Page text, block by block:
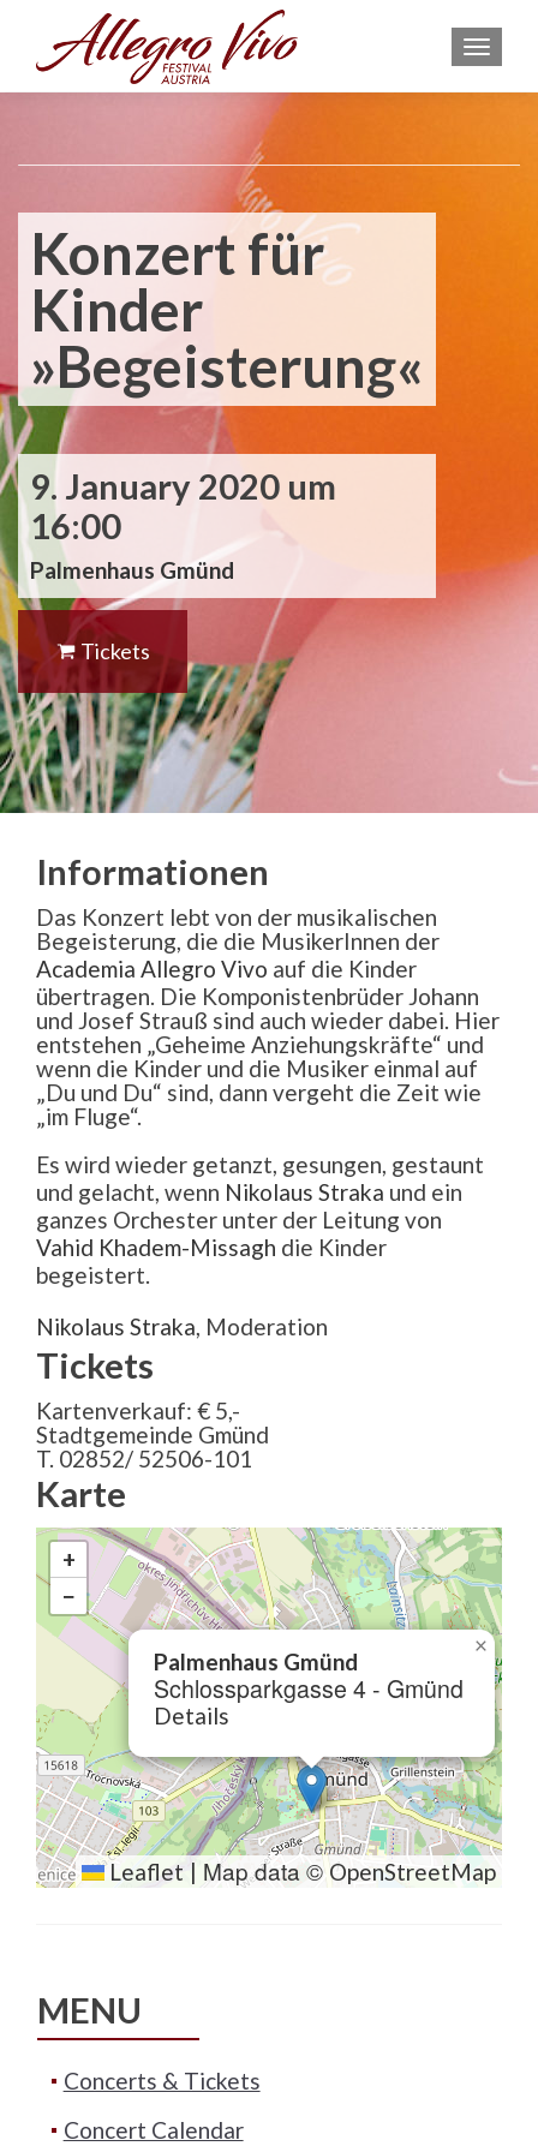
Konzert für
Kinder
»Begeisterung«
9. January 2020 um
16:00
Palmenhaus Gmünd
Tickets
Informationen
Das Konzert lebt von der musikalischen
Begeisterung, die die MusikerInnen der
Academia Allegro Vivo auf die Kinder
übertragen. Die Komponistenbrüder Johann
und Josef Strauß sind auch wieder dabei. Hier
entstehen „Geheime Anziehungskräfte“ und
wenn die Kinder und die Musiker einmal auf
„Du und Du“ sind, dann vergeht die Zeit wie
„im Fluge“.
Es wird wieder getanzt, gesungen, gestaunt
und gelacht, wenn Nikolaus Straka und ein
ganzes Orchester unter der Leitung von
Vahid Khadem-Missagh die Kinder
begeistert.
Nikolaus Straka, Moderation
Tickets
Kartenverkauf: € 5,-
Stadtgemeinde Gmünd
T. 02852/ 52506-101
Karte
Palmenhaus Gmünd
Schlossparkgasse 4 - Gmünd
Details
×
+
−
Leaflet | Map data ©OpenStreetMap
MENU
Concerts & Tickets
Concert Calendar